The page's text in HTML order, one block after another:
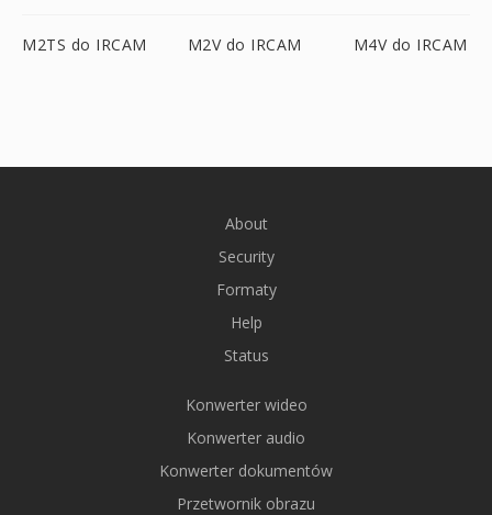
M2TS do IRCAM M2V do IRCAM M4V do IRCAM
About
Security
Formaty
Help
Status
Konwerter wideo
Konwerter audio
Konwerter dokumentów
Przetwornik obrazu